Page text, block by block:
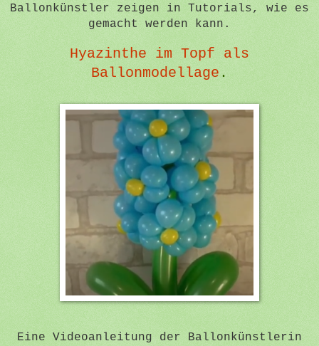
Ballonkünstler zeigen in Tutorials, wie es
gemacht werden kann.
Hyazinthe im Topf als
Ballonmodellage .
Eine Videoanleitung der Ballonkünstlerin